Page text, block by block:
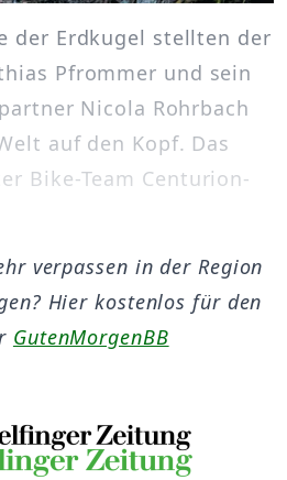
der Erdkugel stellten der
Pfrommer und sein
Nicola Rohrbach
auf den Kopf. Das
Bike-Team Centurion-
verpassen in der Region
Hier kostenlos für den
GutenMorgenBB